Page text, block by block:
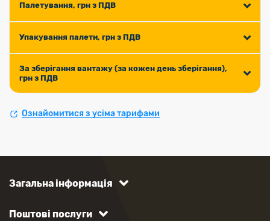
Палетування, грн з ПДВ
Упакування палети, грн з ПДВ
За зберігання вантажу (за кожен день зберігання),
грн з ПДВ
Ознайомитися з усіма тарифами
Загальна інформація
Поштові послуги